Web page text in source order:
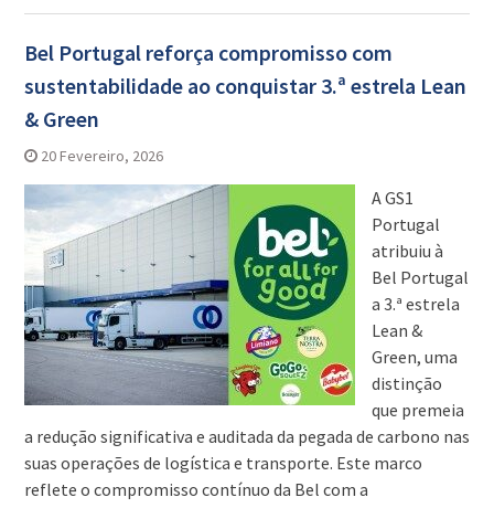
Bel Portugal reforça compromisso com
sustentabilidade ao conquistar 3.ª estrela Lean
& Green
20 Fevereiro, 2026
A GS1
Portugal
atribuiu à
Bel Portugal
a 3.ª estrela
Lean &
Green, uma
distinção
que premeia
a redução significativa e auditada da pegada de carbono nas
suas operações de logística e transporte. Este marco
reflete o compromisso contínuo da Bel com a